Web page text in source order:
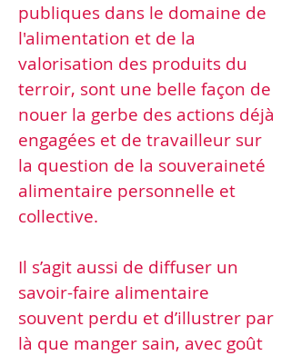
publiques dans le domaine de
l'alimentation et de la
valorisation des produits du
terroir, sont une belle façon de
nouer la gerbe des actions déjà
engagées et de travailleur sur
la question de la souveraineté
alimentaire personnelle et
collective.
Il s’agit aussi de diffuser un
savoir-faire alimentaire
souvent perdu et d’illustrer par
là que manger sain, avec goût